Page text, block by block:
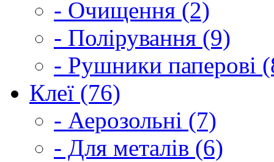
- Очищення (2)
- Полірування (9)
- Рушники паперові
Клеї (76)
- Аерозольні (7)
- Для металів (6)